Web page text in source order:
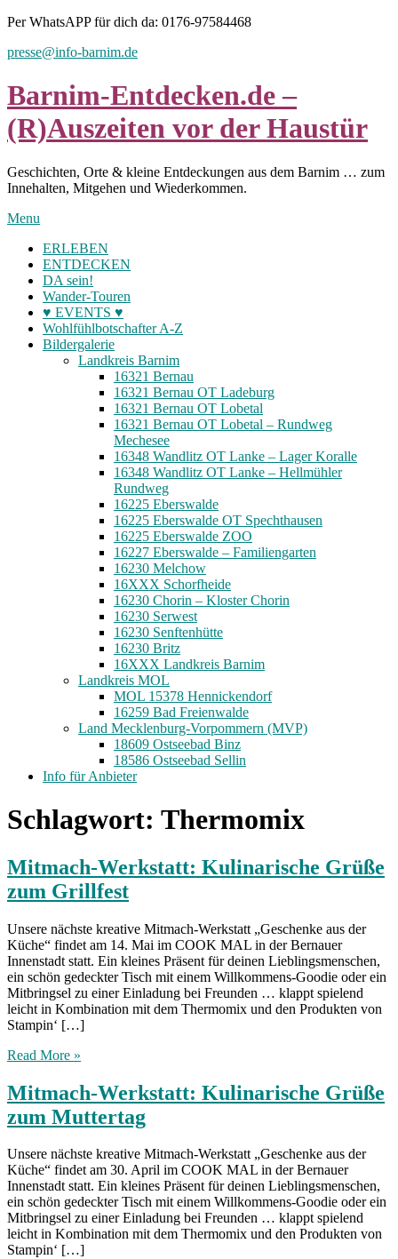
Skip
content
Per WhatsAPP für dich da: 0176-97584468
presse@info-barnim.de
Barnim-Entdecken.de –
(R)Auszeiten vor der Haustür
Geschichten, Orte & kleine Entdeckungen aus dem Barnim … zum
Innehalten, Mitgehen und Wiederkommen.
Menu
ERLEBEN
ENTDECKEN
DA sein!
Wander-Touren
♥ EVENTS ♥
Wohlfühlbotschafter A-Z
Bildergalerie
Landkreis Barnim
16321 Bernau
16321 Bernau OT Ladeburg
16321 Bernau OT Lobetal
16321 Bernau OT Lobetal – Rundweg
Mechesee
16348 Wandlitz OT Lanke – Lager Koralle
16348 Wandlitz OT Lanke – Hellmühler
Rundweg
16225 Eberswalde
16225 Eberswalde OT Spechthausen
16225 Eberswalde ZOO
16227 Eberswalde – Familiengarten
16230 Melchow
16XXX Schorfheide
16230 Chorin – Kloster Chorin
16230 Serwest
16230 Senftenhütte
16230 Britz
16XXX Landkreis Barnim
Landkreis MOL
MOL 15378 Hennickendorf
16259 Bad Freienwalde
Land Mecklenburg-Vorpommern (MVP)
18609 Ostseebad Binz
18586 Ostseebad Sellin
Info für Anbieter
Schlagwort: Thermomix
Mitmach-Werkstatt: Kulinarische Grüße
zum Grillfest
Unsere nächste kreative Mitmach-Werkstatt „Geschenke aus der
Küche“ findet am 14. Mai im COOK MAL in der Bernauer
Innenstadt statt. Ein kleines Präsent für deinen Lieblingsmenschen,
ein schön gedeckter Tisch mit einem Willkommens-Goodie oder ein
Mitbringsel zu einer Einladung bei Freunden … klappt spielend
leicht in Kombination mit dem Thermomix und den Produkten von
Stampin‘ […]
Read More »
Mitmach-Werkstatt: Kulinarische Grüße
zum Muttertag
Unsere nächste kreative Mitmach-Werkstatt „Geschenke aus der
Küche“ findet am 30. April im COOK MAL in der Bernauer
Innenstadt statt. Ein kleines Präsent für deinen Lieblingsmenschen,
ein schön gedeckter Tisch mit einem Willkommens-Goodie oder ein
Mitbringsel zu einer Einladung bei Freunden … klappt spielend
leicht in Kombination mit dem Thermomix und den Produkten von
Stampin‘ […]